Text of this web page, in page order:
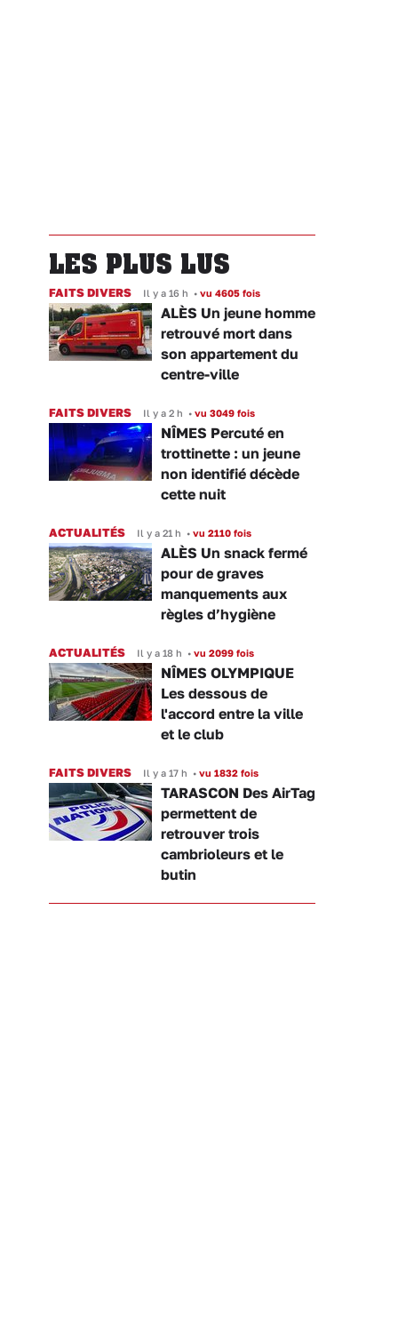
LES PLUS LUS
FAITS DIVERS Il y a 16 h • vu 4605 fois
ALÈS Un jeune homme
retrouvé mort dans
son appartement du
centre-ville
FAITS DIVERS Il y a 2 h • vu 3049 fois
NÎMES Percuté en
trottinette : un jeune
non identifié décède
cette nuit
ACTUALITÉS Il y a 21 h • vu 2110 fois
ALÈS Un snack fermé
pour de graves
manquements aux
règles d’hygiène
ACTUALITÉS Il y a 18 h • vu 2099 fois
NÎMES OLYMPIQUE
Les dessous de
l'accord entre la ville
et le club
FAITS DIVERS Il y a 17 h • vu 1832 fois
TARASCON Des AirTag
permettent de
retrouver trois
cambrioleurs et le
butin